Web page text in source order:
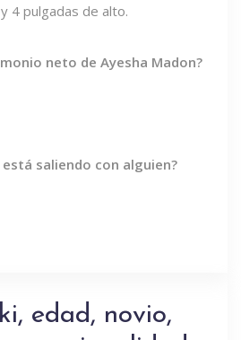
4 pulgadas de alto.
neto de Ayesha Madon?
está saliendo con alguien?
edad, novio,